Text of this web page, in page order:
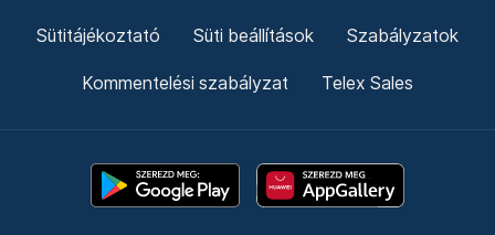
Sütitájékoztató Süti beállítások Szabályzatok
Kommentelési szabályzat Telex Sales